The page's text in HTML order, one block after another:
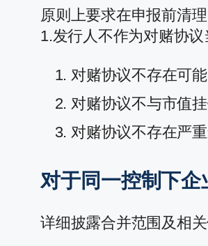
原则上要求在申报前清
1.发行人不作为对赌协议
对赌协议不存在可
对赌协议不与市值挂
对赌协议不存在严
对于同一控制下企
详细披露合并范围及相